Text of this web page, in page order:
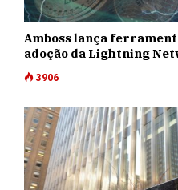
Amboss lança
adoção da Lightning
3906